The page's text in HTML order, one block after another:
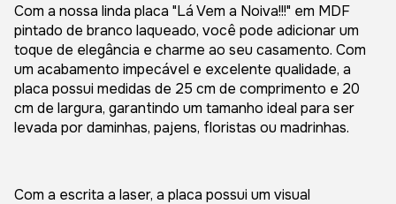
Com a nossa linda placa "Lá Vem a Noiva!!!" em MDF
pintado de branco laqueado, você pode adicionar um
toque de elegância e charme ao seu casamento. Com
um acabamento impecável e excelente qualidade, a
placa possui medidas de 25 cm de comprimento e 20
cm de largura, garantindo um tamanho ideal para ser
levada por daminhas, pajens, floristas ou madrinhas.
Com a escrita a laser, a placa possui um visual